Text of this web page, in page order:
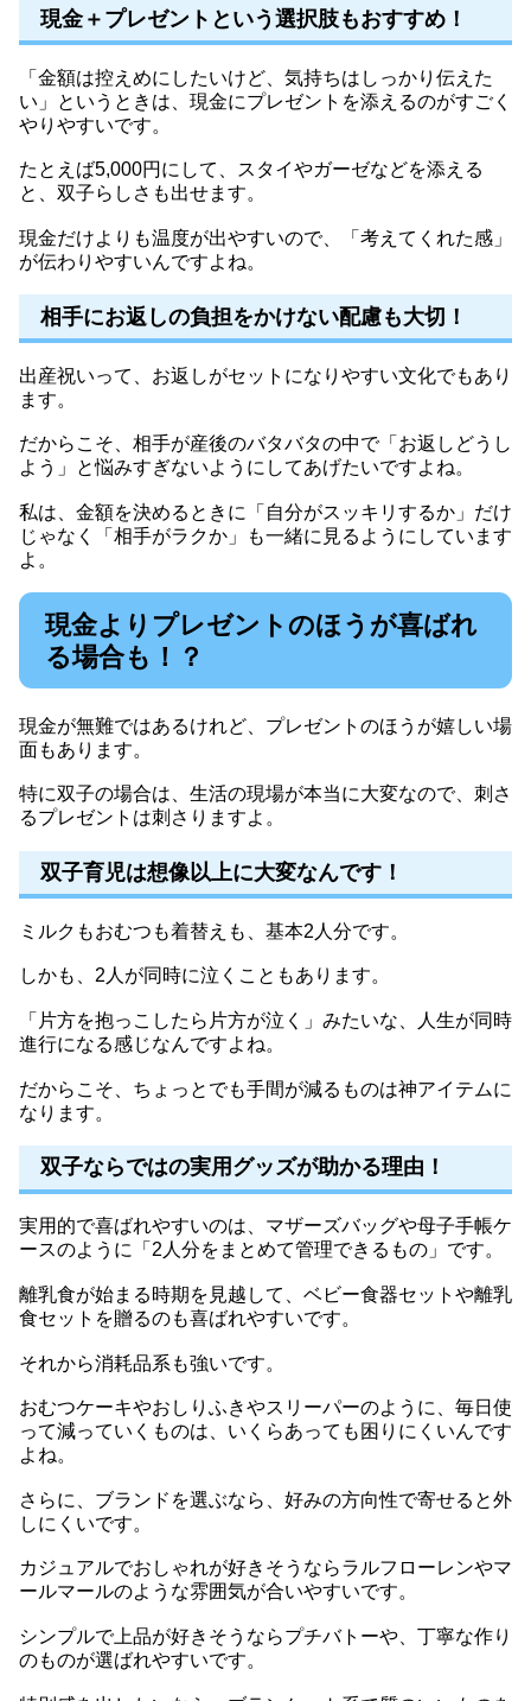
現金＋プレゼントという選択肢もおすすめ！
「金額は控えめにしたいけど、気持ちはしっかり伝えた
い」というときは、現金にプレゼントを添えるのがすごく
やりやすいです。
たとえば5,000円にして、スタイやガーゼなどを添える
と、双子らしさも出せます。
現金だけよりも温度が出やすいので、「考えてくれた感」
が伝わりやすいんですよね。
相手にお返しの負担をかけない配慮も大切！
出産祝いって、お返しがセットになりやすい文化でもあり
ます。
だからこそ、相手が産後のバタバタの中で「お返しどうし
よう」と悩みすぎないようにしてあげたいですよね。
私は、金額を決めるときに「自分がスッキリするか」だけ
じゃなく「相手がラクか」も一緒に見るようにしています
よ。
現金よりプレゼントのほうが喜ばれ
る場合も！？
現金が無難ではあるけれど、プレゼントのほうが嬉しい場
面もあります。
特に双子の場合は、生活の現場が本当に大変なので、刺さ
るプレゼントは刺さりますよ。
双子育児は想像以上に大変なんです！
ミルクもおむつも着替えも、基本2人分です。
しかも、2人が同時に泣くこともあります。
「片方を抱っこしたら片方が泣く」みたいな、人生が同時
進行になる感じなんですよね。
だからこそ、ちょっとでも手間が減るものは神アイテムに
なります。
双子ならではの実用グッズが助かる理由！
実用的で喜ばれやすいのは、マザーズバッグや母子手帳ケ
ースのように「2人分をまとめて管理できるもの」です。
離乳食が始まる時期を見越して、ベビー食器セットや離乳
食セットを贈るのも喜ばれやすいです。
それから消耗品系も強いです。
おむつケーキやおしりふきやスリーパーのように、毎日使
って減っていくものは、いくらあっても困りにくいんです
よね。
さらに、ブランドを選ぶなら、好みの方向性で寄せると外
しにくいです。
カジュアルでおしゃれが好きそうならラルフローレンやマ
ールマールのような雰囲気が合いやすいです。
シンプルで上品が好きそうならプチバトーや、丁寧な作り
のものが選ばれやすいです。